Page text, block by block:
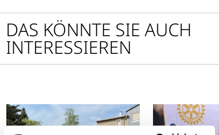
DAS KÖNNTE SIE AUCH
INTERESSIEREN